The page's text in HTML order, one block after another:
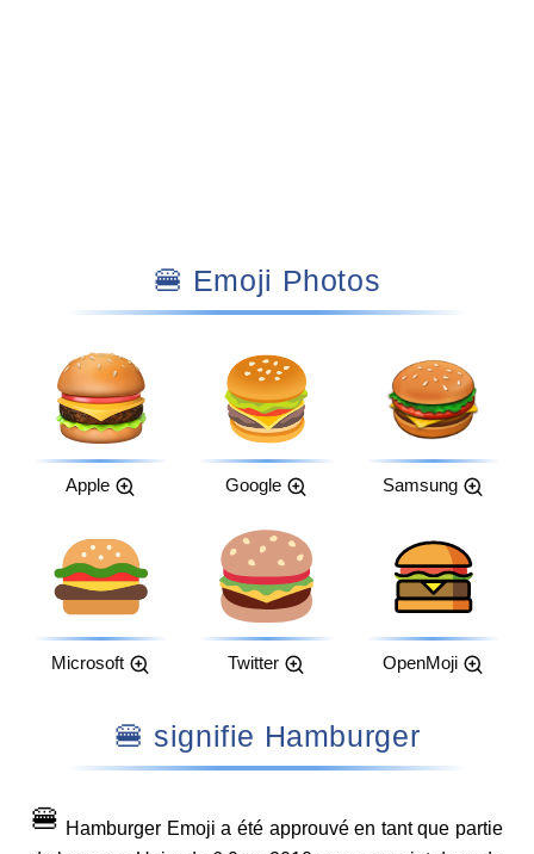
🍔 Emoji Photos
Apple Google Samsung
Microsoft Twitter OpenMoji
🍔 signifie Hamburger
🍔 Hamburger Emoji a été approuvé en tant que partie